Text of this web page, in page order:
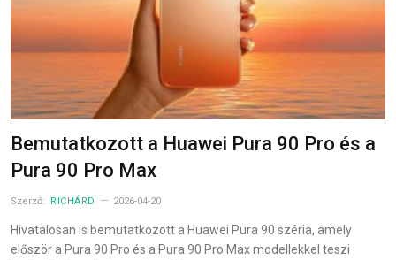
Bemutatkozott a Huawei Pura 90 Pro és a
Pura 90 Pro Max
Szerző: RICHÁRD 2026-04-20
Hivatalosan is bemutatkozott a Huawei Pura 90 széria, amely
először a Pura 90 Pro és a Pura 90 Pro Max modellekkel teszi